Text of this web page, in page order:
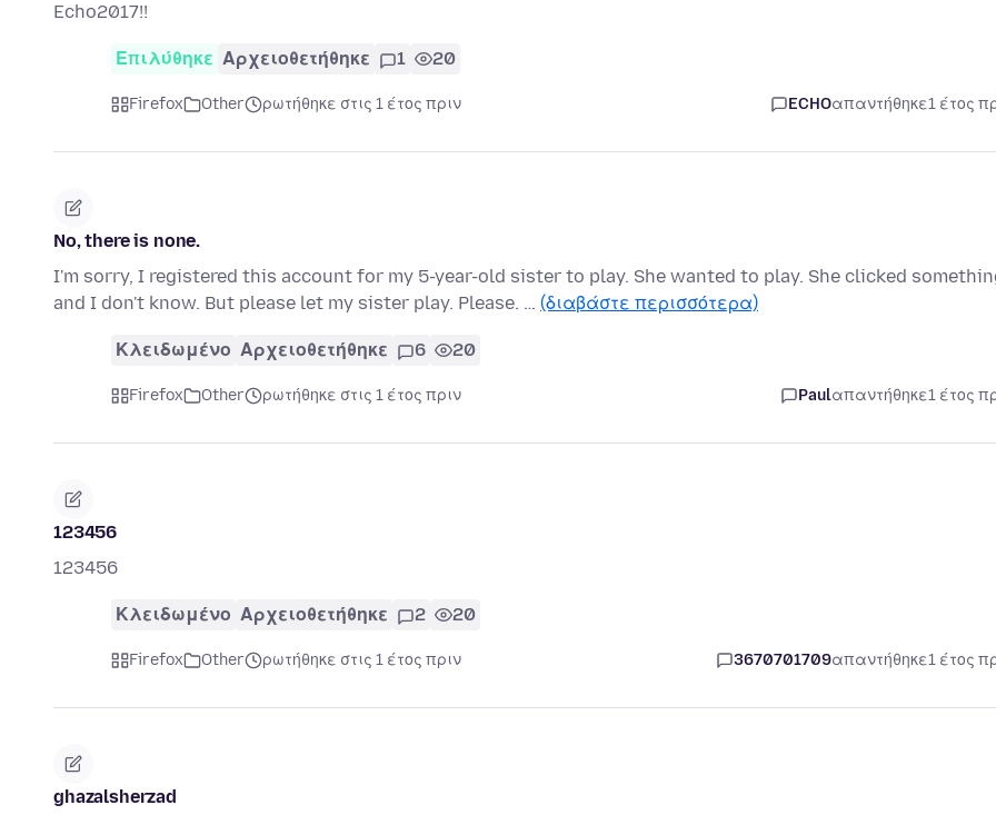
Echo2017!!
Επιλύθηκε Αρχειοθετήθηκε 1 20
Firefox Other ρωτήθηκε στις 1 έτος πριν ECHOαπαντήθηκε1 έτος
No, there is none.
I'm sorry, I registered this account for my 5-year-old sister to play. She wanted to play. She clicked
and I don't know. But please let my sister play. Please. … (διαβάστε περισσότερα)
Κλειδωμένο Αρχειοθετήθηκε 6 20
Firefox Other ρωτήθηκε στις 1 έτος πριν Paulαπαντήθηκε1 έτος
123456
123456
Κλειδωμένο Αρχειοθετήθηκε 2 20
Firefox Other ρωτήθηκε στις 1 έτος πριν 3670701709απαντήθηκε1 έτος
ghazalsherzad